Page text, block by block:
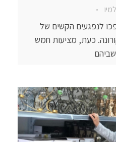
לנפגעים הקשים של
כעת, מציעות חמש